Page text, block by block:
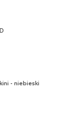
- niebieski